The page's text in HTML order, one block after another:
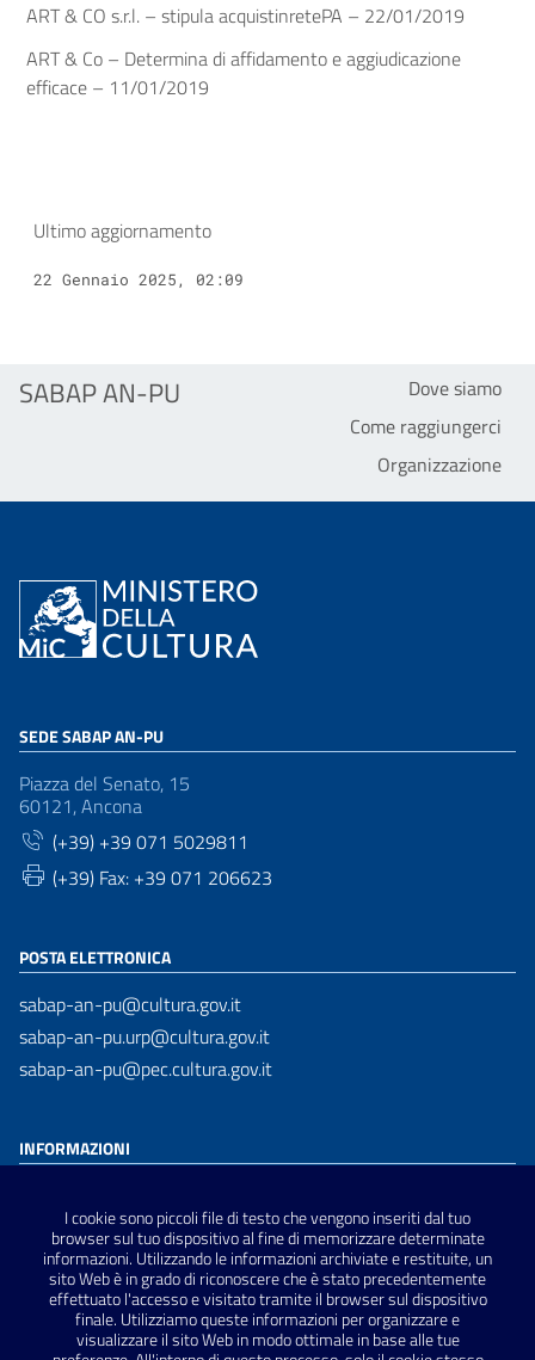
I cookie sono piccoli file di testo che vengono inseriti dal tuo
browser sul tuo dispositivo al fine di memorizzare determinate
informazioni. Utilizzando le informazioni archiviate e restituite, un
sito Web è in grado di riconoscere che è stato precedentemente
effettuato l'accesso e visitato tramite il browser sul dispositivo
finale. Utilizziamo queste informazioni per organizzare e
visualizzare il sito Web in modo ottimale in base alle tue
ART & CO s.r.l. – stipula acquistinretePA – 22/01/2019
ART & Co – Determina di affidamento e aggiudicazione
efficace – 11/01/2019
Ultimo aggiornamento
22 Gennaio 2025, 02:09
SABAP AN-PU
Dove siamo
Come raggiungerci
Organizzazione
SEDE SABAP AN-PU
Piazza del Senato, 15
60121, Ancona
(+39) +39 071 5029811
(+39) Fax: +39 071 206623
POSTA ELETTRONICA
sabap-an-pu@cultura.gov.it
sabap-an-pu.urp@cultura.gov.it
sabap-an-pu@pec.cultura.gov.it
INFORMAZIONI
Privacy Policy
Note Legali
Sitemap